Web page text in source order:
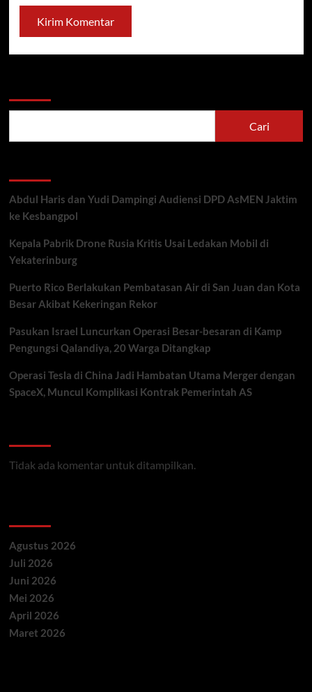
Cari
Abdul Haris dan Yudi Dampingi Audiensi DPD AsMEN Jaktim
ke Kesbangpol
Kepala Pabrik Drone Rusia Kritis Usai Ledakan Mobil di
Yekaterinburg
Puerto Rico Berlakukan Pembatasan Air di San Juan dan Kota
Besar Akibat Kekeringan Rekor
Pasukan Israel Luncurkan Operasi Besar-besaran di Kamp
Pengungsi Qalandiya, 20 Warga Ditangkap
Operasi Tesla di China Jadi Hambatan Utama Merger dengan
SpaceX, Muncul Komplikasi Kontrak Pemerintah AS
Tidak ada komentar untuk ditampilkan.
Agustus 2026
Juli 2026
Juni 2026
Mei 2026
April 2026
Maret 2026